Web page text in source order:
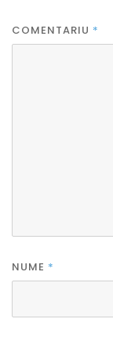
COMENTARIU *
NUME *